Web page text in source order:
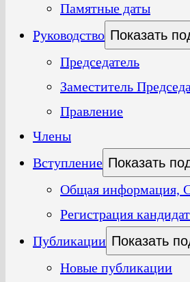
Памятные даты
Руководство Показать
Председатель
Заместитель
Правление
Члены
Вступление Показать
Общая информация,
Регистрация
Публикации Показать
Новые публикации